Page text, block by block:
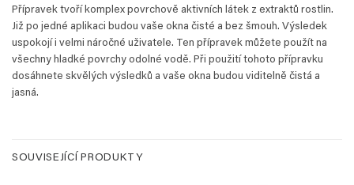
Přípravek tvoří komplex povrchově aktivních látek z extraktů rostlin.
Již po jedné aplikaci budou vaše okna čisté a bez šmouh. Výsledek
uspokojí i velmi náročné uživatele. Ten přípravek můžete použít na
všechny hladké povrchy odolné vodě. Při použití tohoto přípravku
dosáhnete skvělých výsledků a vaše okna budou viditelně čistá a
jasná.
SOUVISEJÍCÍ PRODUKTY